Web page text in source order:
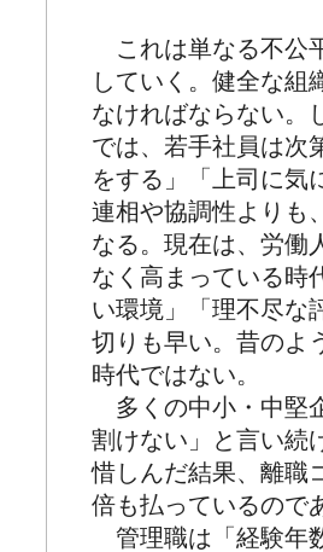
これは単なる不公
していく。健全な組
なければならない。
では、若手社員は次
をする」「上司に気
連相や協調性よりも
なる。現在は、労働
なく高まっている時
い環境」「理不尽な
切りも早い。昔のよ
時代ではない。
多くの中小・中堅
割けない」と言い続
惜しんだ結果、離職
倍も払っているので
管理職は「経験年